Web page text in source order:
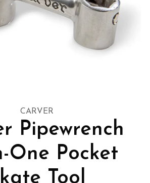
CARVER
Pipewrench
One Pocket
Tool